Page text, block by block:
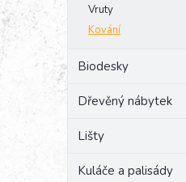
Vruty
Kování
Biodesky
Dřevěný nábytek
Lišty
Kuláče a palisády